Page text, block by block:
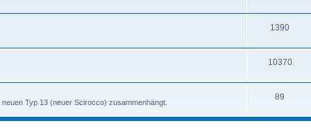
n
m
e
n
e
m
e
n
1390T
e
m
n
10370T
m
Typ 13 (neuer Scirocco) zusammenhängt.
89